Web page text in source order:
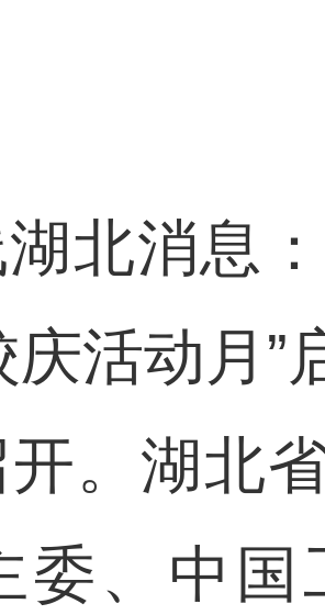
消息：
庆活动月
。湖北
委、中